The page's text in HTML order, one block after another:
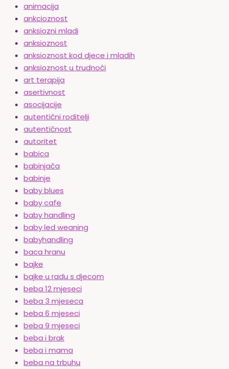
animacija
ankcioznost
anksiozni mladi
anksioznost
anksioznost kod djece i mladih
anksioznost u trudnoći
art terapija
asertivnost
asocijacije
autentični roditelji
autentičnost
autoritet
babica
babinjača
babinje
baby blues
baby cafe
baby handling
baby led weaning
babyhandling
baca hranu
bajke
bajke u radu s djecom
beba 12 mjeseci
beba 3 mjeseca
beba 6 mjeseci
beba 9 mjeseci
beba i brak
beba i mama
beba na trbuhu